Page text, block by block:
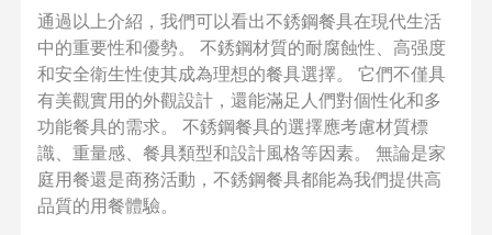
通過以上介紹，我們可以看出不銹鋼餐具在現代生活
中的重要性和優勢。 不銹鋼材質的耐腐蝕性、高强度
和安全衛生性使其成為理想的餐具選擇。 它們不僅具
有美觀實用的外觀設計，還能滿足人們對個性化和多
功能餐具的需求。 不銹鋼餐具的選擇應考慮材質標
識、重量感、餐具類型和設計風格等因素。 無論是家
庭用餐還是商務活動，不銹鋼餐具都能為我們提供高
品質的用餐體驗。